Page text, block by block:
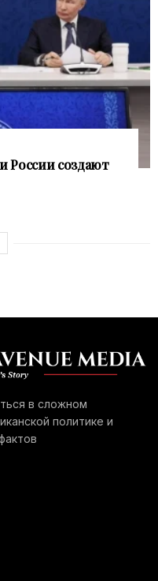
России создают
в сложном
политике и